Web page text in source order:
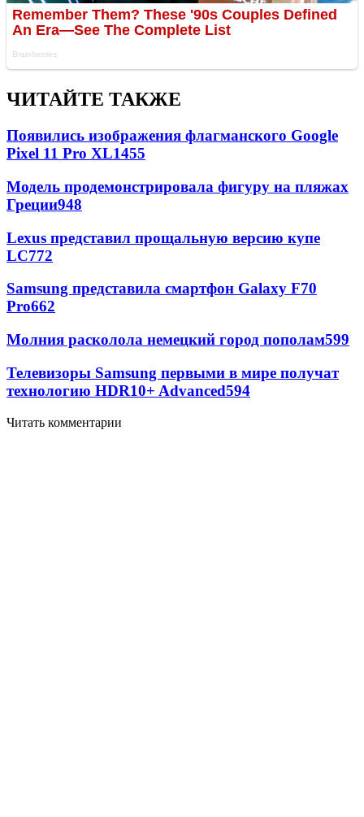
ЧИТАЙТЕ ТАКЖЕ
Появились изображения флагманского Google
Pixel 11 Pro XL1455
Модель продемонстрировала фигуру на пляжах
Греции948
Lexus представил прощальную версию купе
LC772
Samsung представила смартфон Galaxy F70
Pro662
Молния расколола немецкий город пополам599
Телевизоры Samsung первыми в мире получат
технологию HDR10+ Advanced594
Читать комментарии